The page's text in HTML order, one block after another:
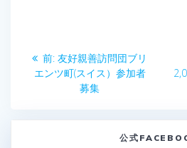
投 前: 前
の
友好親善訪問団ブリ
エンツ町(スイス）参加者
募集
公式